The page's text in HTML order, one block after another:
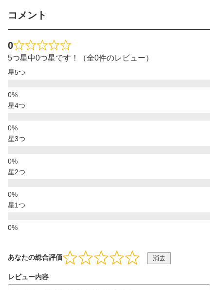
コメント
0
5つ星中0つ星です！（全0件のレビュー）
星5つ
星4つ
星3つ
星2つ
星1つ
あなたの総合評価 消去
レビュー内容